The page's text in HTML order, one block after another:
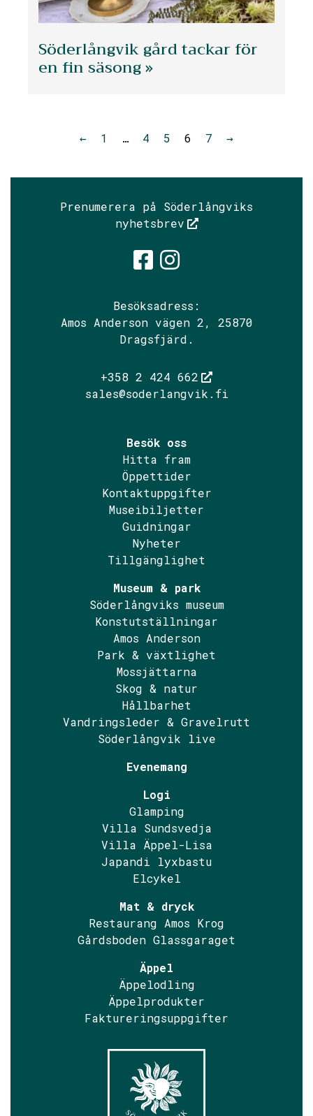
Söderlångvik gård tackar för
en fin säsong »
← 1 … 4 5 6 7 →
Prenumerera på Söderlångviks
nyhetsbrev
Besöksadress:
Amos Anderson vägen 2, 25870
Dragsfjärd.
+358 2 424 662
sales@soderlangvik.fi
Besök oss
Hitta fram
Öppettider
Kontaktuppgifter
Museibiljetter
Guidningar
Nyheter
Tillgänglighet
Museum & park
Söderlångviks museum
Konstutställningar
Amos Anderson
Park & växtlighet
Mossjättarna
Skog & natur
Hållbarhet
Vandringsleder & Gravelrutt
Söderlångvik live
Evenemang
Logi
Glamping
Villa Sundsvedja
Villa Äppel-Lisa
Japandi lyxbastu
Elcykel
Mat & dryck
Restaurang Amos Krog
Gårdsboden Glassgaraget
Äppel
Äppelodling
Äppelprodukter
Faktureringsuppgifter